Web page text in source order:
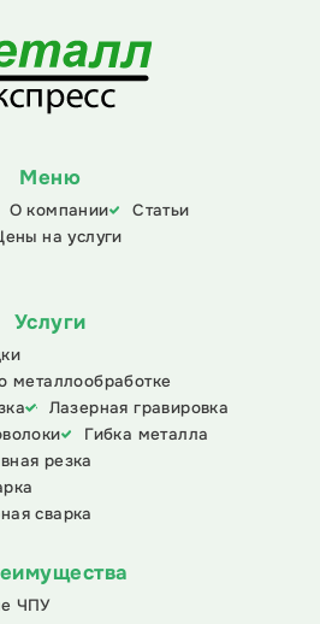
Меню
О компании
Статьи
на услуги
Услуги
металлообработке
Лазерная гравировка
Гибка металла
резка
сварка
ЧПУ